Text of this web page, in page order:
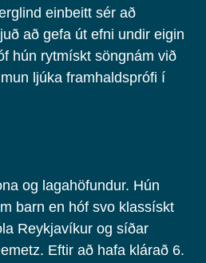
einbeitt sér að
að gefa út efni undir eigin
hún rytmískt söngnám við
ljúka framhaldsprófi í
og lagahöfundur. Hún
barn en hóf svo klassískt
Reykjavíkur og síðar
Eftir að hafa klárað 6.